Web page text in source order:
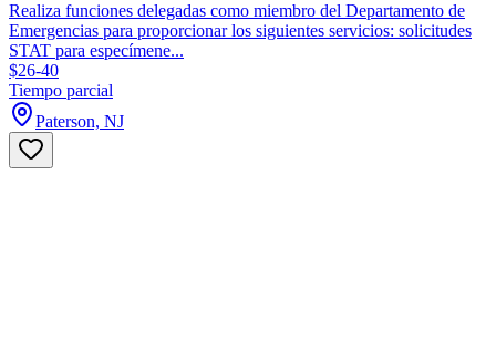
Realiza funciones delegadas como miembro del Departamento de
Emergencias para proporcionar los siguientes servicios: solicitudes
STAT para especímene...
$26-40
Tiempo parcial
Paterson, NJ